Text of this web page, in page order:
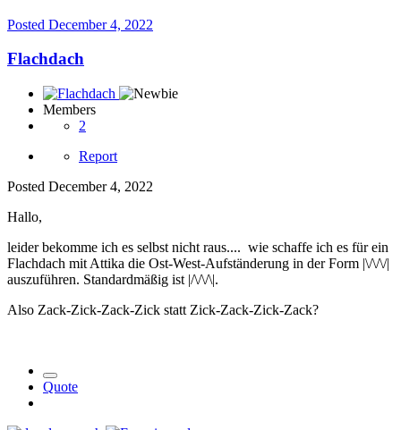
Posted December 4, 2022
Flachdach
Members
2
Report
Posted December 4, 2022
Hallo,
leider bekomme ich es selbst nicht raus.... wie schaffe ich es für ein
Flachdach mit Attika die Ost-West-Aufständerung in der Form |\/\/\/|
auszuführen. Standardmäßig ist |/\/\/\|.
Also Zack-Zick-Zack-Zick statt Zick-Zack-Zick-Zack?
Quote